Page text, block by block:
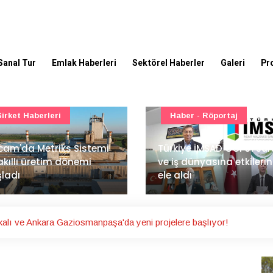
Tur Emlak Haberleri Sektörel Haberler Galeri
İMSAD COP31 süreci
dünyasına etkilerini
- Röportaj
TOKİ'den 51 şehirde 540
gayrimenkul
TOKİ - Emlak Konut GYO
ve Ankara Gaziosmanpaşa'da yeni projelere başlıyor!